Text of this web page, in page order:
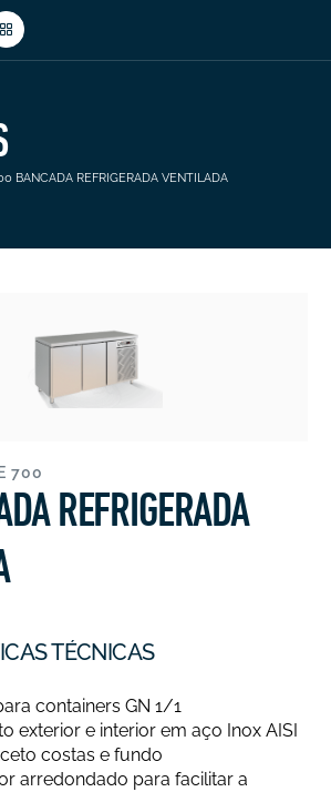
BANCADA REFRIGERADA VENTILADA
700
REFRIGERADA
TÉCNICAS
containers GN 1/1
exterior e interior em aço Inox AISI
costas e fundo
arredondado para facilitar a